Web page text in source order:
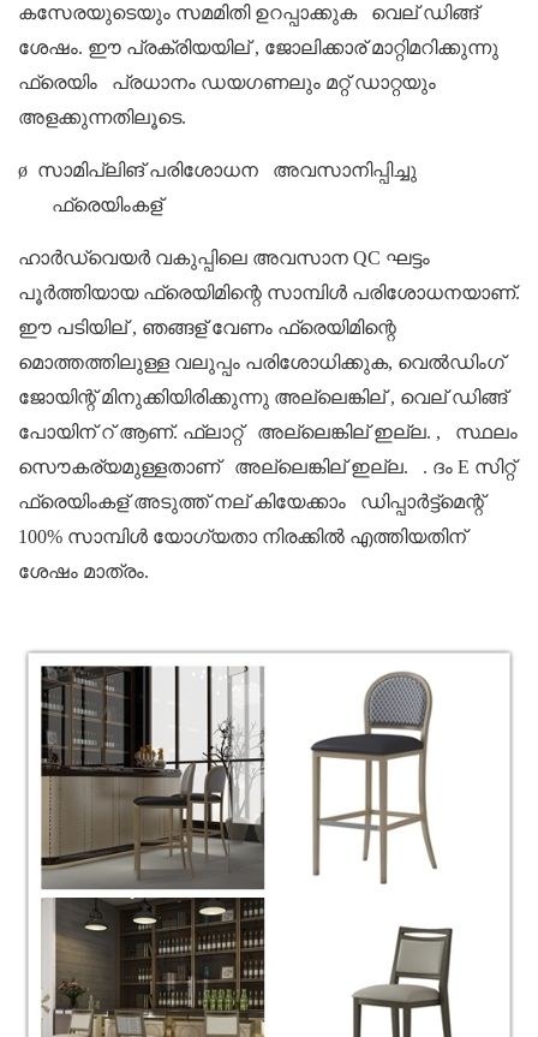
കസേരയുടെയും സമമിതി ഉറപ്പാക്കുക
വെല് ഡിങ്ങ്
ശേഷം. ഈ പ്രക്രിയയില് , ജോലിക്കാര് മാറ്റിമറിക്കുന്നു
ഫ്രെയിം
പ്രധാനം ഡയഗണലും മറ്റ് ഡാറ്റയും
അളക്കുന്നതിലൂടെ.
ø സാമിപ്ലിങ് പരിശോധന
അവസാനിപ്പിച്ചു
ഫ്രെയിംകള്
ഹാർഡ്‌വെയർ വകുപ്പിലെ അവസാന QC ഘട്ടം
പൂർത്തിയായ ഫ്രെയിമിന്റെ സാമ്പിൾ പരിശോധനയാണ്.
ഈ പടിയില് , ഞങ്ങള്വേണം ഫ്രെയിമിന്റെ
മൊത്തത്തിലുള്ള വലുപ്പം പരിശോധിക്കുക, വെൽഡിംഗ്
ജോയിന്റ് മിനുക്കിയിരിക്കുന്നു അല്ലെങ്കില് , വെല് ഡിങ്ങ്
പോയിന് റ് ആണ്. ഫ്ലാറ്റ് അല്ലെങ്കില് ഇല്ല. ,
സ്ഥലം
സൌകര്യമുള്ളതാണ് അല്ലെങ്കില് ഇല്ല. . ദം E സിറ്റ്
ഫ്രെയിംകള് അടുത്ത് നല് കിയേക്കാം
ഡിപ്പാർട്ട്‌മെന്റ്
100% സാമ്പിൾ യോഗ്യതാ നിരക്കിൽ എത്തിയതിന്
ശേഷം മാത്രം.